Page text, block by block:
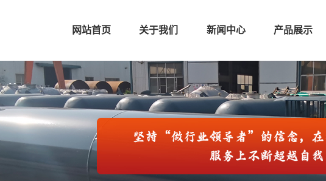
网站首页 关于我们 新闻中心 产品展示